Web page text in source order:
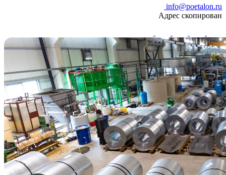
info@poetalon.ru
Адрес скопирован